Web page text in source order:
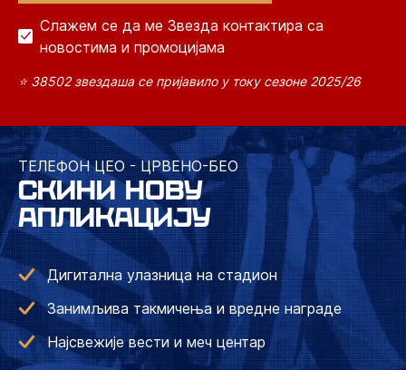
Слажем се да ме Звезда контактира са
новостима и промоцијама
⭐ 38502 звездаша се пријавило у току сезоне 2025/26
ТЕЛЕФОН ЦЕО - ЦРВЕНО-БЕО
СКИНИ НОВУ
АПЛИКАЦИЈУ
Дигитална улазница на стадион
Занимљива такмичења и вредне награде
Најсвежије вести и меч центар